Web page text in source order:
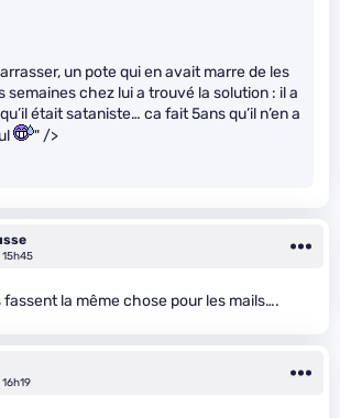
un pote qui en avait marre de les
semaines chez lui a trouvé la solution : il a
était sataniste… ca fait 5ans qu’il n’en a
" />
fassent la même chose pour les mails….